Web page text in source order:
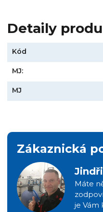
Detaily
Kód
MJ:
MJ
Zákaznická
Máte
je Vám